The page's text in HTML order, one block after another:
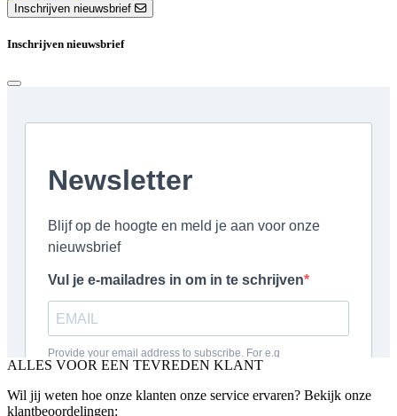
Inschrijven nieuwsbrief
Inschrijven nieuwsbrief
ALLES VOOR EEN TEVREDEN KLANT
Wil jij weten hoe onze klanten onze service ervaren? Bekijk onze
klantbeoordelingen: